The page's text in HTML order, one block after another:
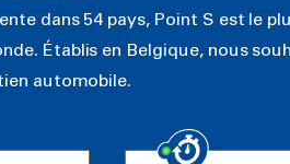
dans 54 pays, Point S est le
Établis en Belgique, nous
automobile.